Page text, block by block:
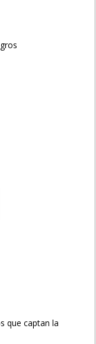
que captan la